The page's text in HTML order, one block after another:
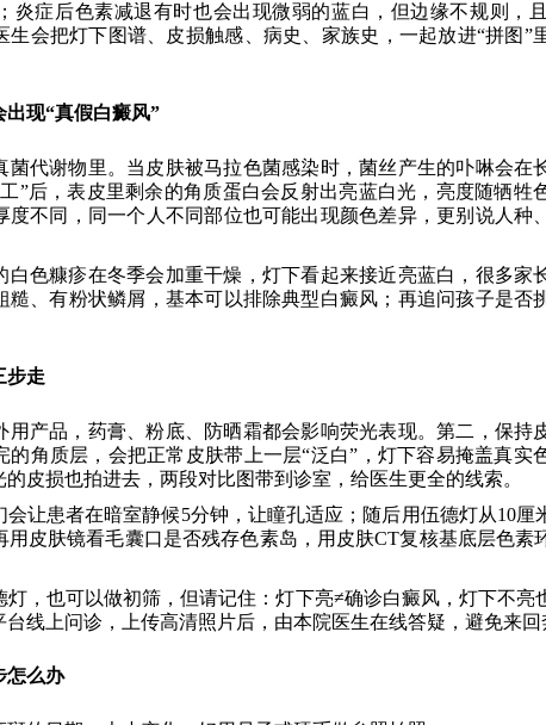
炎症后色素减退有时也会出现微弱的蓝白，但边缘不规则，
生会把灯下图谱、皮损触感、病史、家族史，一起放进“拼图”
现“真假白癜风”
菌代谢物里。当皮肤被马拉色菌感染时，菌丝产生的卟啉会在
”后，表皮里剩余的角质蛋白会反射出亮蓝白光，亮度随牺牲
度不同，同一个人不同部位也可能出现颜色差异，更别说人种
白色糠疹在冬季会加重干燥，灯下看起来接近亮蓝白，很多家
糙、有粉状鳞屑，基本可以排除典型白癜风；再追问孩子是否
步走
用产品，药膏、粉底、防晒霜都会影响荧光表现。第二，保持
的角质层，会把正常皮肤带上一层“泛白”，灯下容易掩盖真实
皮损也拍进去，两段对比图带到诊室，给医生更全的线索。
让患者在暗室静候5分钟，让瞳孔适应；随后用伍德灯从10厘
用皮肤镜看毛囊口是否残存色素岛，用皮肤CT复核基底层色素
灯，也可以做初筛，但请记住：灯下亮≠确诊白癜风，灯下不亮
线上问诊，上传高清照片后，由本院医生在线答疑，避免来回
怎么办